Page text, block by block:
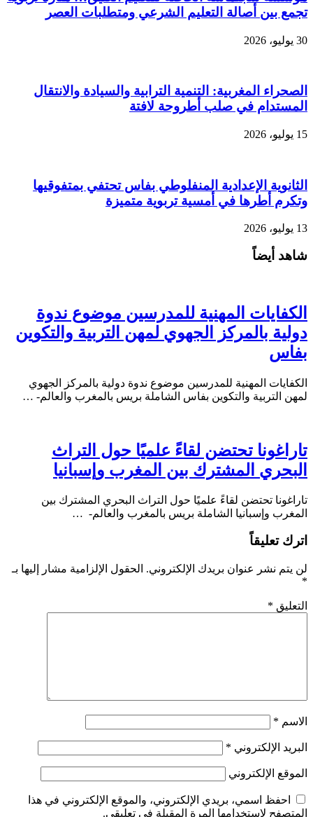
تجمع بين أصالة التعليم الشرعي ومتطلبات العصر
30 يوليو، 2026
الصحراء المغربية: التنمية الترابية والسيادة والانتقال
المستدام في صلب أطروحة لافتة
15 يوليو، 2026
الثانوية الإعدادية المنفلوطي بفاس تحتفي بمتفوقيها
وتكرم أطرها في أمسية تربوية متميزة
13 يوليو، 2026
شاهد أيضاً
الكفايات المهنية للمدرسين موضوع ندوة
دولية بالمركز الجهوي لمهن التربية والتكوين
بفاس
الكفايات المهنية للمدرسين موضوع ندوة دولية بالمركز الجهوي
لمهن التربية والتكوين بفاس الشاملة بريس بالمغرب والعالم- …
تاراغونا تحتضن لقاءً علميًا حول التراث
البحري المشترك بين المغرب وإسبانيا
تاراغونا تحتضن لقاءً علميًا حول التراث البحري المشترك بين
المغرب وإسبانيا الشاملة بريس بالمغرب والعالم- …
اترك تعليقاً
لن يتم نشر عنوان بريدك الإلكتروني. الحقول الإلزامية مشار إليها بـ
*
التعليق *
الاسم *
البريد الإلكتروني *
الموقع الإلكتروني
احفظ اسمي، بريدي الإلكتروني، والموقع الإلكتروني في هذا
المتصفح لاستخدامها المرة المقبلة في تعليقي.